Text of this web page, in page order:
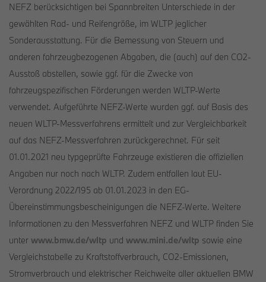
NEFZ berücksichtigen bei Spannbreiten Unterschiede in der
gewählten Rad- und Reifengröße, im WLTP jeglicher
Sonderausstattung. Für die Bemessung von Steuern und
anderen fahrzeugbezogenen Abgaben, die (auch) auf den CO2-
Ausstoß abstellen, sowie ggf. für die Zwecke von
fahrzeugspezifischen Förderungen werden WLTP-Werte
verwendet. Aufgeführte NEFZ-Werte wurden ggf. auf Basis des
neuen WLTP-Messverfahrens ermittelt und zur Vergleichbarkeit
auf das NEFZ-Messverfahren zurückgerechnet. Für seit
01.01.2021 neu typgeprüfte Fahrzeuge existieren die offiziellen
Angaben nur noch nach WLTP. Zudem entfallen laut EU-
Verordnung 2022/195 ab 01.01.2023 in den EG-
Übereinstimmungsbescheinigungen die NEFZ-Werte. Weitere
Informationen zu den Messverfahren NEFZ und WLTP finden Sie
unter www.bmw.de/wltp und www.mini.de/wltp sowie eine
Vergleichstabelle zu Kraftstoffverbrauch, CO2-Emissionen,
Stromverbrauch und elektrischer Reichweite aller aktuellen BMW